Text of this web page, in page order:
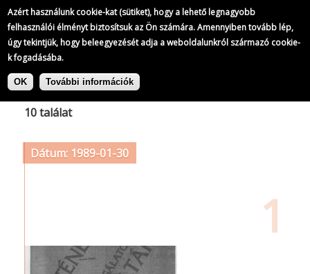
Azért használunk cookie-kat (sütiket), hogy a lehető legnagyobb
felhasználói élményt biztosítsuk az Ön számára. Amennyiben tovább lép,
úgy tekintjük, hogy beleegyezését adja a weboldalunkról származó cookie-
k fogadásába.
OK További információk
Ugrás
Címke: SZEKFŰ András
10 találat
Dátum: 1989-01-30
1